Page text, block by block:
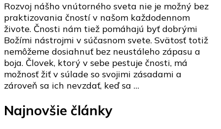
Rozvoj nášho vnútorného sveta nie je možný bez
praktizovania čností v našom každodennom
živote. Čnosti nám tiež pomáhajú byť dobrými
Božími nástrojmi v súčasnom svete. Svätosť totiž
nemôžeme dosiahnuť bez neustáleho zápasu a
boja. Človek, ktorý v sebe pestuje čnosti, má
možnosť žiť v súlade so svojimi zásadami a
zároveň sa ich nevzdať, keď sa …
Najnovšie články